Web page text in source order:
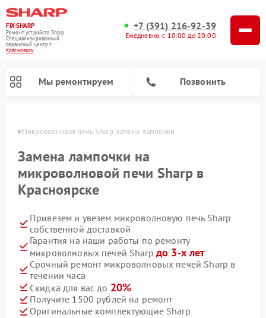
FIX-SHARP
Ремонт устройств Sharp
Специализированный
cервисный центр г.
Красноярск
+7 (391) 216-92-39
Ежедневно, с 10:00 до 20:00
Мы ремонтируем Позвонить
Микроволновая печь Sharp замена лампочки
Замена лампочки на
микроволновой печи Sharp в
Красноярске
Привезем и увезем микроволновую печь Sharp
собственной доставкой
Гарантия на наши работы по ремонту
микроволновых печей Sharp до 3-х лет
Срочный ремонт микроволновых печей Sharp в
течении часа
Скидка для вас до 20%
Получите 1500 рублей на ремонт
Оригинальные комплектующие Sharp